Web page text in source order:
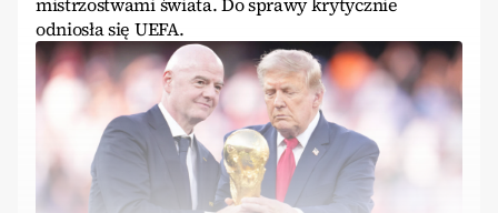
odniosła się UEFA.